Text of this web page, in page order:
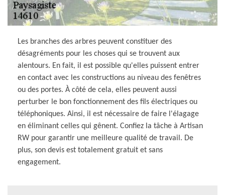
Les branches des arbres peuvent constituer des
désagréments pour les choses qui se trouvent aux
alentours. En fait, il est possible qu'elles puissent entrer
en contact avec les constructions au niveau des fenêtres
ou des portes. À côté de cela, elles peuvent aussi
perturber le bon fonctionnement des fils électriques ou
téléphoniques. Ainsi, il est nécessaire de faire l'élagage
en éliminant celles qui gênent. Confiez la tâche à Artisan
RW pour garantir une meilleure qualité de travail. De
plus, son devis est totalement gratuit et sans
engagement.